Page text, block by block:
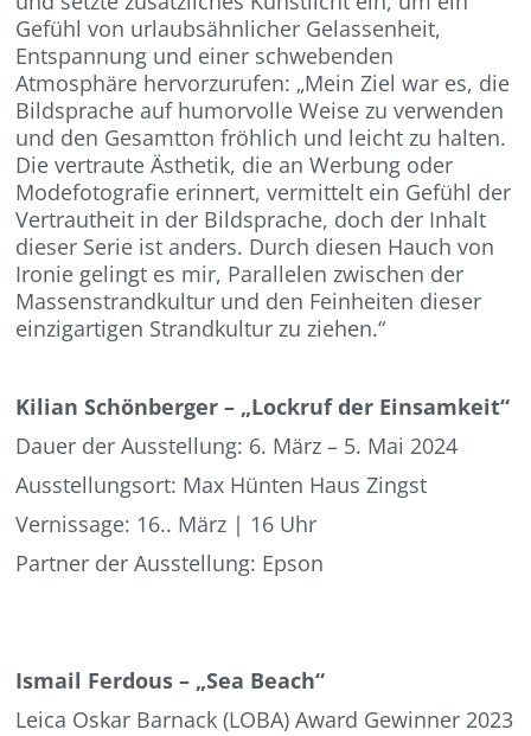
Gefühl von urlaubsähnlicher Gelassenheit,
Entspannung und einer schwebenden
Atmosphäre hervorzurufen: „Mein Ziel war es, die
Bildsprache auf humorvolle Weise zu verwenden
und den Gesamtton fröhlich und leicht zu halten.
Die vertraute Ästhetik, die an Werbung oder
Modefotografie erinnert, vermittelt ein Gefühl der
Vertrautheit in der Bildsprache, doch der Inhalt
dieser Serie ist anders. Durch diesen Hauch von
Ironie gelingt es mir, Parallelen zwischen der
Massenstrandkultur und den Feinheiten dieser
einzigartigen Strandkultur zu ziehen.“
Kilian Schönberger – „Lockruf der Einsamkeit“
Dauer der Ausstellung: 6. März – 5. Mai 2024
Ausstellungsort: Max Hünten Haus Zingst
Vernissage: 16.. März | 16 Uhr
Partner der Ausstellung: Epson
Ismail Ferdous – „Sea Beach“
Leica Oskar Barnack (LOBA) Award Gewinner 2023